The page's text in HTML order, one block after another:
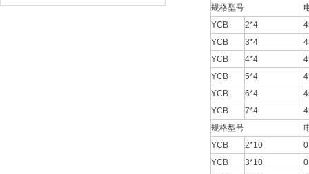
规格型号
YCB
2*4
YCB
3*4
YCB
4*4
YCB
5*4
YCB
6*4
YCB
7*4
规格型号
YCB
2*10
YCB
3*10